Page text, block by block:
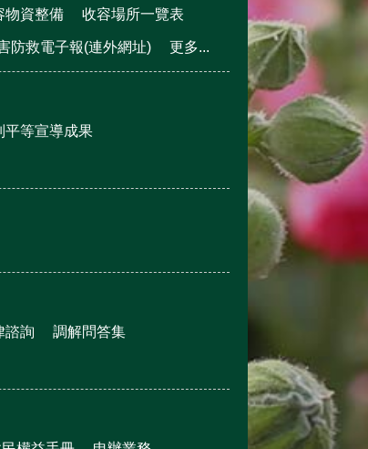
物資整備 收容場所一覽表
防救電子報(連外網址) 更多...
平等宣導成果
諮詢 調解問答集